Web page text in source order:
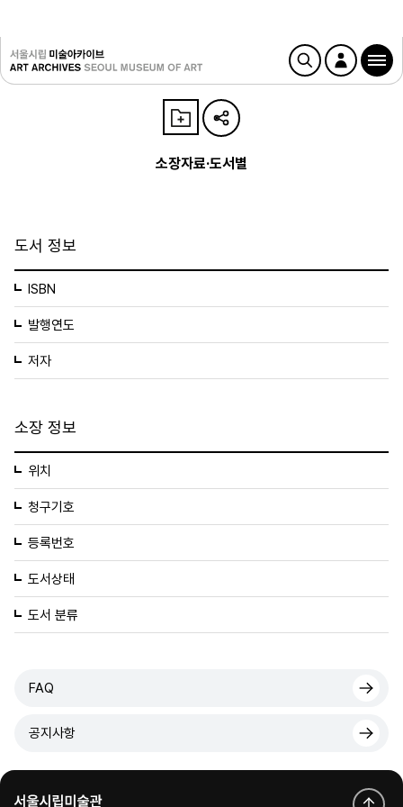
소장자료·도서별
도서 정보
ISBN
발행연도
저자
소장 정보
위치
청구기호
등록번호
도서상태
도서 분류
FAQ
공지사항